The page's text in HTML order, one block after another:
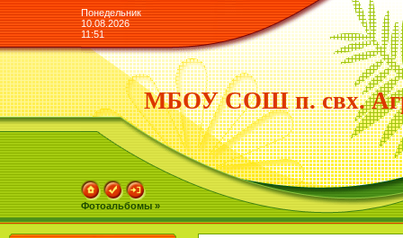
Понедельник
10.08.2026
11:51
МБОУ СОШ п. свх.
Фотоальбомы »